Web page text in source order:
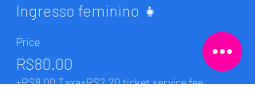
Ingresso feminino 👧
Price
R$80.00
+R$8.00 Taxa+R$2.20 ticket service fee